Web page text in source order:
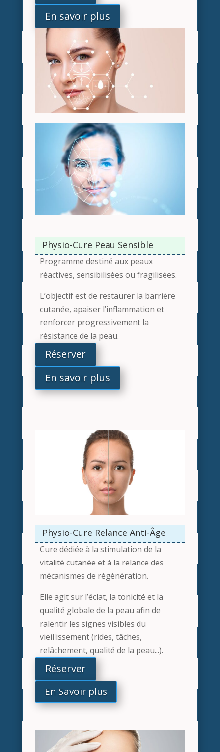
En savoir plus
Physio-Cure Peau Sensible
Programme destiné aux peaux
réactives, sensibilisées ou fragilisées.
L’objectif est de restaurer la barrière
cutanée, apaiser l’inflammation et
renforcer progressivement la
résistance de la peau.
Réserver
En savoir plus
Physio-Cure Relance Anti-Âge
Cure dédiée à la stimulation de la
vitalité cutanée et à la relance des
mécanismes de régénération.
Elle agit sur l’éclat, la tonicité et la
qualité globale de la peau afin de
ralentir les signes visibles du
vieillissement (rides, tâches,
relâchement, qualité de la peau...).
Réserver
En Savoir plus